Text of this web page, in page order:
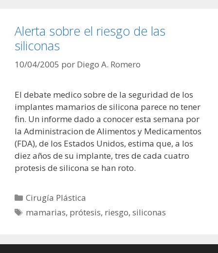
Alerta sobre el riesgo de las
siliconas
10/04/2005 por Diego A. Romero
El debate medico sobre de la seguridad de los
implantes mamarios de silicona parece no tener
fin. Un informe dado a conocer esta semana por
la Administracion de Alimentos y Medicamentos
(FDA), de los Estados Unidos, estima que, a los
diez años de su implante, tres de cada cuatro
protesis de silicona se han roto.
Categorías
Cirugía Plástica
Etiquetas
mamarias, prótesis, riesgo,siliconas